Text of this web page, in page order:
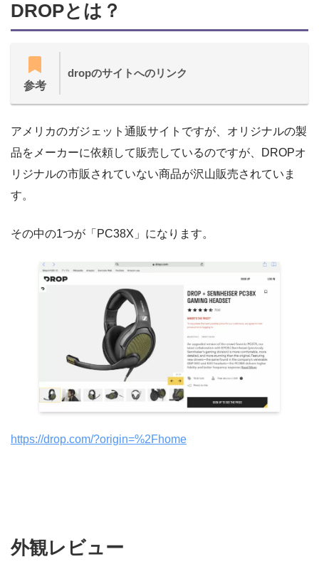
DROPとは？
参考
dropのサイトへのリンク
アメリカのガジェット通販サイトですが、オリジナルの製
品をメーカーに依頼して販売しているのですが、DROPオ
リジナルの市販されていない商品が沢山販売されていま
す。
その中の1つが「PC38X」になります。
https://drop.com/?origin=%2Fhome
外観レビュー